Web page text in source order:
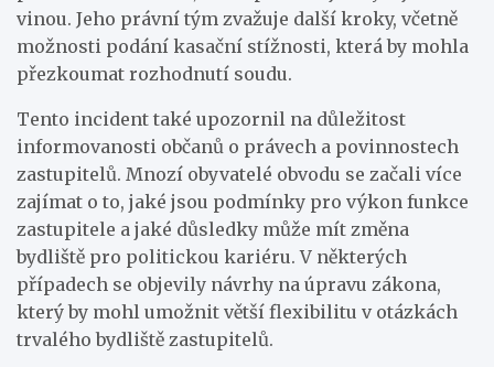
vinou. Jeho právní tým zvažuje další kroky, včetně
možnosti podání kasační stížnosti, která by mohla
přezkoumat rozhodnutí soudu.
Tento incident také upozornil na důležitost
informovanosti občanů o právech a povinnostech
zastupitelů. Mnozí obyvatelé obvodu se začali více
zajímat o to, jaké jsou podmínky pro výkon funkce
zastupitele a jaké důsledky může mít změna
bydliště pro politickou kariéru. V některých
případech se objevily návrhy na úpravu zákona,
který by mohl umožnit větší flexibilitu v otázkách
trvalého bydliště zastupitelů.